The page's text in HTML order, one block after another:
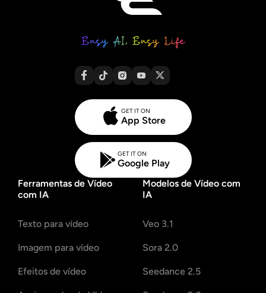
Kontext se destaca pelo controle fino e pelo realismo, o
oferecer grande fidelidade visual, suporte a várias
referências e flexibilidade de edição. Se você precisa de
Seedream 4.0 é a sua opção.
GET IT ON
App Store
GET IT ON
Google Play
Ferramentas de Vídeo
com IA
Texto para vídeo
Imagem para vídeo
Efeitos de vídeo
Modelos de Vídeo com
IA
Veo 3.1
Sora 2.0
Seedance 2.5